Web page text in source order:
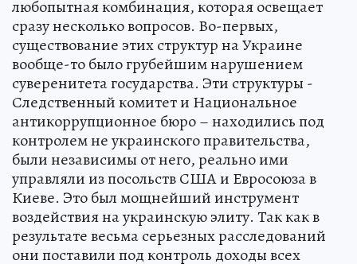
любопытная комбинация, которая освещает
сразу несколько вопросов. Во-первых,
существование этих структур на Украине
вообще-то было грубейшим нарушением
суверенитета государства. Эти структуры -
Следственный комитет и Национальное
антикоррупционное бюро – находились под
контролем не украинского правительства,
были независимы от него, реально ими
управляли из посольств США и Евросоюза в
Киеве. Это был мощнейший инструмент
воздействия на украинскую элиту. Так как в
результате весьма серьезных расследований
они поставили под контроль доходы всех